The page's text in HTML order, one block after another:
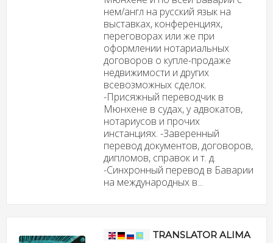
нем/англ на русский язык на
выставках, конференциях,
переговорах или же при
оформлении нотариальных
договоров о купле-продаже
недвижимости и других
всевозможных сделок.
-Присяжный переводчик в
Мюнхене в судах, у адвокатов,
нотариусов и прочих
инстанциях. -Заверенный
перевод документов, договоров,
дипломов, справок и т. д.
-Синхронный перевод в Баварии
на международных в...
TRANSLATOR ALIMA